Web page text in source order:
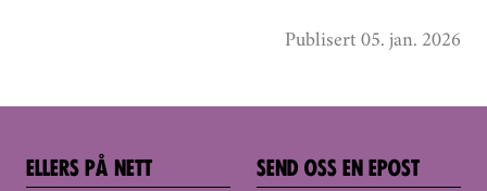
Publisert 05. jan. 2026
ELLERS PÅ NETT SEND OSS EN EPOST